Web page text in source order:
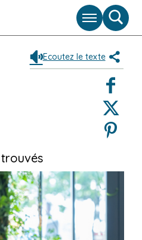
Menu
de
Ecoutez le texte
Twitter
Pinterest